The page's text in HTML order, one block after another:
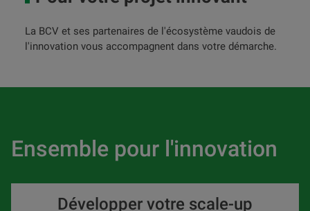
La BCV et ses partenaires de l'écosystème vaudois de
l'innovation vous accompagnent dans votre démarche.
Ensemble pour l'innovation
Développer votre scale-up